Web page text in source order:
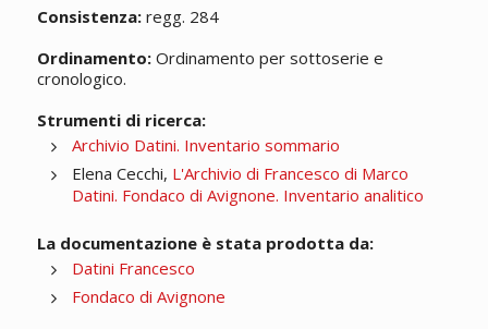
Consistenza:regg. 284
Ordinamento:Ordinamento per sottoserie e
cronologico.
Strumenti di ricerca:
Archivio Datini. Inventario sommario
Elena Cecchi, L'Archivio di Francesco di Marco
Datini. Fondaco di Avignone. Inventario analitico
La documentazione è stata prodotta da:
Datini Francesco
Fondaco di Avignone